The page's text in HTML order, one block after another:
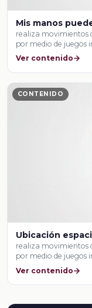
Mis manos
realiza movimientos
por medio de juegos
Ver contenido
CONTENIDO
Ubicación
realiza movimientos
por medio de juegos
Ver contenido